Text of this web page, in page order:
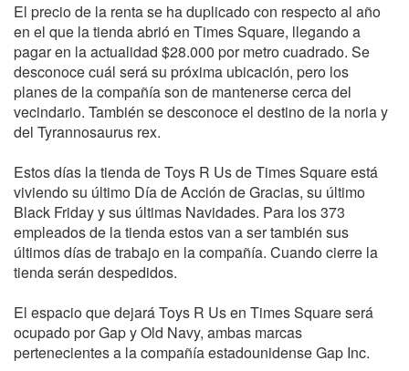
El precio de la renta se ha duplicado con respecto al año
en el que la tienda abrió en Times Square, llegando a
pagar en la actualidad $28.000 por metro cuadrado. Se
desconoce cuál será su próxima ubicación, pero los
planes de la compañía son de mantenerse cerca del
vecindario. También se desconoce el destino de la noria y
del Tyrannosaurus rex.
Estos días la tienda de Toys R Us de Times Square está
viviendo su último Día de Acción de Gracias, su último
Black Friday y sus últimas Navidades. Para los 373
empleados de la tienda estos van a ser también sus
últimos días de trabajo en la compañía. Cuando cierre la
tienda serán despedidos.
El espacio que dejará Toys R Us en Times Square será
ocupado por Gap y Old Navy, ambas marcas
pertenecientes a la compañía estadounidense Gap Inc.